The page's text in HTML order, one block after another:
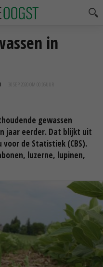
in
30 SEP 2020 OM 00:05
gewassen
jaar eerder. Dat blijkt uit
de Statistiek (CBS).
luzerne, lupinen,